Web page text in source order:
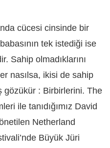
cücesi cinsinde bir
tek istediği ise
Sahip olmadıklarını
nasılsa, ikisi de sahip
gözükür : Birbirlerini. The
ile tanıdığımız David
Netherland
Büyük Jüri